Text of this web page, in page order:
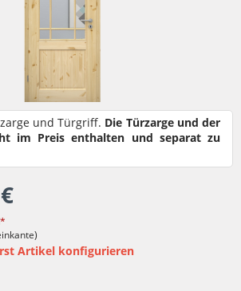
und Türgriff. Die Türzarge und der
im Preis enthalten und separat zu
Artikel konfigurieren